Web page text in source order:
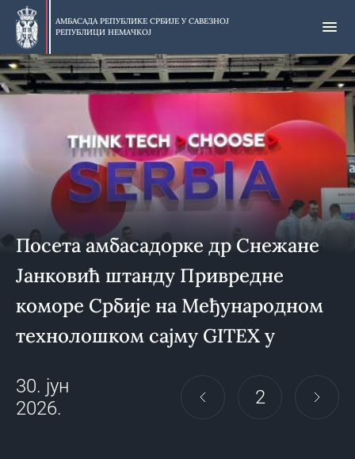
Прескочи
главни
део
АМБАСАДА РЕПУБЛИКЕ СРБИЈЕ У САВЕЗНОЈ
РЕПУБЛИЦИ НЕМАЧКОЈ
Посета амбасадорке др Снежане
Јанковић штанду Привредне
коморе Србије на Међународном
технолошком сајму GITEX у
30. јун
2026.
2